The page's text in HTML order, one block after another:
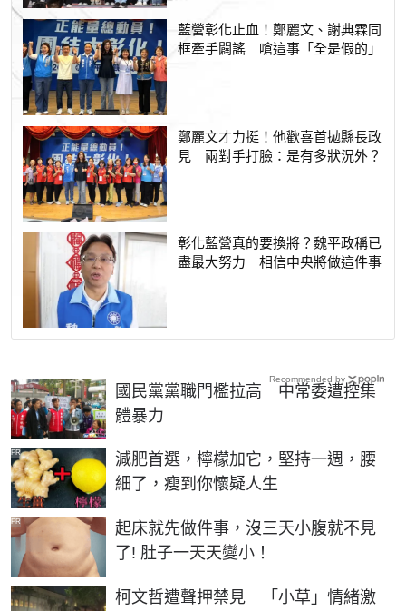
藍營彰化止血！鄭麗文、謝典霖同
框牽手闢謠 嗆這事「全是假的」
鄭麗文才力挺！他歡喜首拋縣長政
見 兩對手打臉：是有多狀況外？
彰化藍營真的要換將？魏平政稱已
盡最大努力 相信中央將做這件事
國民黨黨職門檻拉高 中常委遭控集
體暴力
減肥首選，檸檬加它，堅持一週，腰
細了，瘦到你懷疑人生
PR
起床就先做件事，沒三天小腹就不見
了! 肚子一天天變小！
PR
柯文哲遭聲押禁見 「小草」情緒激
Recommended by